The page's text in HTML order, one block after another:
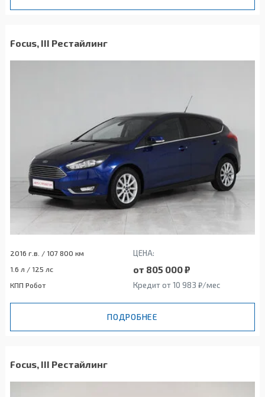
Focus, III Рестайлинг
2016 г.в. / 107 800 км ЦЕНА:
1.6 л / 125 лс от 805 000 ₽
КПП Робот Кредит от 10 983 ₽/мес
ПОДРОБНЕЕ
Focus, III Рестайлинг